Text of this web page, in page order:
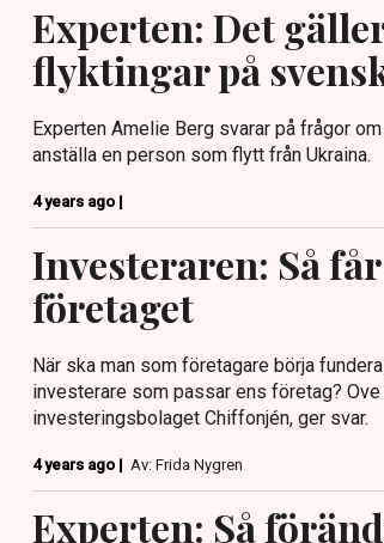
Experten: Det
flyktingar på
Experten Amelie Berg svarar på frågor
anställa en person som flytt från Ukraina.
4 years ago |
Investeraren: Så
företaget
När ska man som företagare börja
investerare som passar ens företag?
investeringsbolaget Chiffonjén, ger svar.
4 years ago | Av: Frida Nygren
Experten: Så